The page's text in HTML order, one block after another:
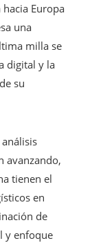
Europa
una
milla se
digital y la
su
avanzando,
tienen el
en
de
y enfoque